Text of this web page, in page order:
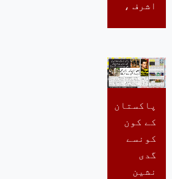
اشرف ،
پاکستان
کے کون
کونسے
گدی
نشین